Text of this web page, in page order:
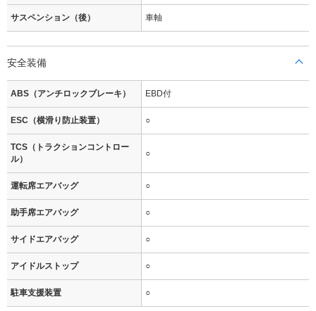
サスペンション（後） 車軸
安全装備
ABS（アンチロックブレーキ） EBD付
ESC（横滑り防止装置） ○
TCS（トラクションコントロー
ル）
○
運転席エアバッグ ○
助手席エアバッグ ○
サイドエアバッグ ○
アイドルストップ ○
駐車支援装置 ○